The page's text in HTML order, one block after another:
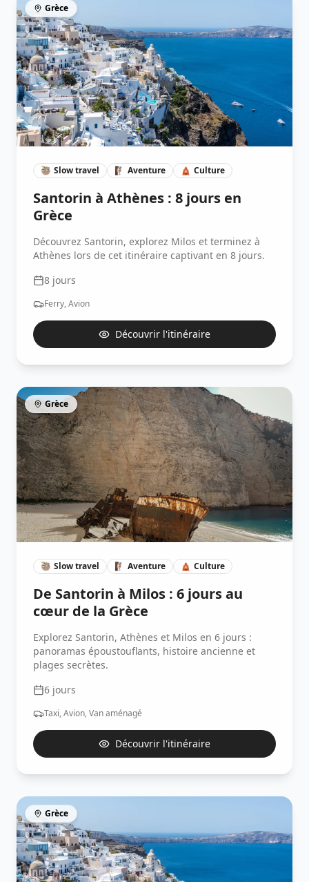
Grèce
🦥 Slow travel 🧗🏽 Aventure 🛕 Culture
Santorin à Athènes : 8 jours en
Grèce
Découvrez Santorin, explorez Milos et terminez à
Athènes lors de cet itinéraire captivant en 8 jours.
8 jours
Ferry, Avion
Découvrir l'itinéraire
Grèce
🦥 Slow travel 🧗🏽 Aventure 🛕 Culture
De Santorin à Milos : 6 jours au
cœur de la Grèce
Explorez Santorin, Athènes et Milos en 6 jours :
panoramas époustouflants, histoire ancienne et
plages secrètes.
6 jours
Taxi, Avion, Van aménagé
Découvrir l'itinéraire
Grèce